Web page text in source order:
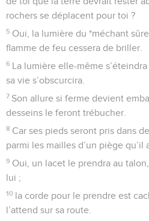
rochers se déplacent pour toi ?
5 Oui, la lumière du *méchant
flamme de feu cessera de briller.
6 La lumière elle-même
sa vie s’obscurcira.
7 Son allure si ferme devient
desseins le feront trébucher.
8 Car ses pieds seront pris dans
parmi les mailles d’un piège qu’il
9 Oui, un lacet le prendra au
lui ;
10 la corde pour le prendre est
l’attend sur sa route.